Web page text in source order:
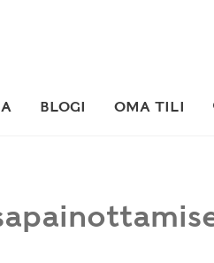
BLOGI OMA TILI